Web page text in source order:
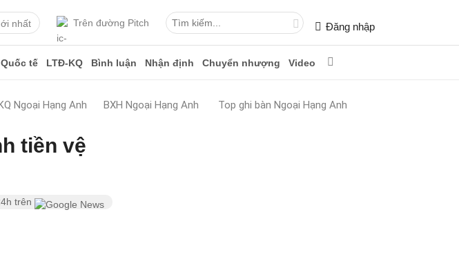
nhất Trên đường Pitch Đăng nhập
Quốc tế LTĐ-KQ Bình luận Nhận định Chuyển nhượng Video
Ngoại Hạng Anh BXH Ngoại Hạng Anh Top ghi bàn Ngoại Hạng Anh
tiền vệ
trên